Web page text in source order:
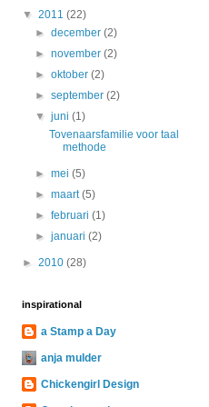
▼ 2011 (22)
►december(2)
►november(2)
►oktober(2)
►september(2)
▼juni(1)
Tovenaarsfamilie voor taal
methode
►mei(5)
►maart(5)
►februari(1)
►januari(2)
► 2010 (28)
inspirational
a Stamp a Day
anja mulder
Chickengirl Design